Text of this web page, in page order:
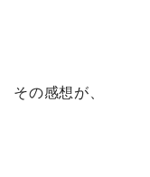
その感想が、